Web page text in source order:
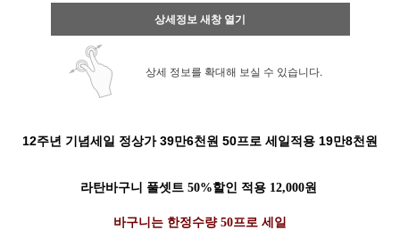
상세정보 새창 열기
상세 정보를 확대해 보실 수 있습니다.
12주년 기념세일 정상가 39만6천원 50프로 세일적용 19만8천원
라탄바구니 풀셋트 50%할인 적용 12,000원
바구니는 한정수량 50프로 세일